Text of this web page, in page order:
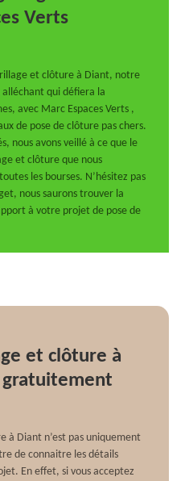
Verts
et clôture à Diant, notre
qui défiera la
avec Marc Espaces Verts ,
de pose de clôture pas chers.
nous avons veillé à ce que le
et clôture que nous
les bourses. N’hésitez pas
nous saurons trouver la
à votre projet de pose de
et clôture à
gratuitement
à Diant n’est pas uniquement
de connaitre les détails
En effet, si vous acceptez